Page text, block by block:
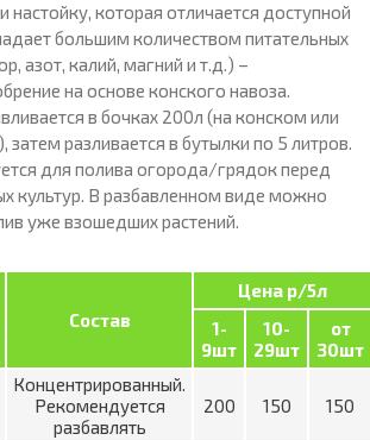
настойку, которая отличается доступной
большим количеством питательных
азот, калий, магний и т.д.) –
на основе конского навоза.
в бочках 200л (на конском или
разливается в бутылки по 5 литров.
для полива огорода/грядок перед
культур. В разбавленном виде можно
уже взошедших растений.
Состав
Цена р/5л
1-
9шт
10-
29шт
от
30шт
Концентрированный.
Рекомендуется
разбавлять
200 150 150